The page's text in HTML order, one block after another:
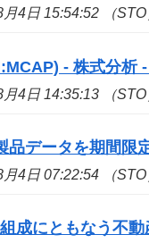
4日 15:54:52 （STO
- 株式分析
4日 14:35:13 （STO
品データを期間限
4日 07:22:54 （STO
成にともなう不